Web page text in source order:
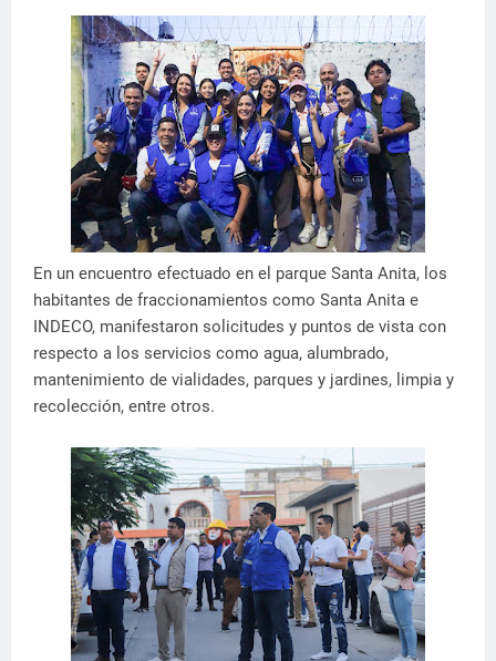
En un encuentro efectuado en el parque Santa Anita, los
habitantes de fraccionamientos como Santa Anita e
INDECO, manifestaron solicitudes y puntos de vista con
respecto a los servicios como agua, alumbrado,
mantenimiento de vialidades, parques y jardines, limpia y
recolección, entre otros.